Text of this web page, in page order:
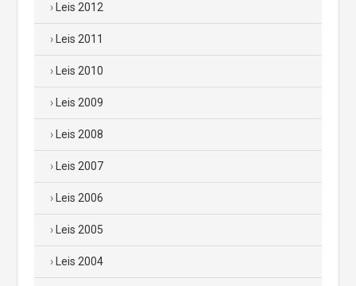
Leis 2012
Leis 2011
Leis 2010
Leis 2009
Leis 2008
Leis 2007
Leis 2006
Leis 2005
Leis 2004